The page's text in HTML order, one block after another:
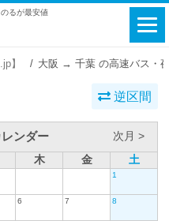
るが最安値
】 大阪 → 千葉 の高速バス・
逆区間
ンダー
次月 >
木 金 土
1
6 7 8